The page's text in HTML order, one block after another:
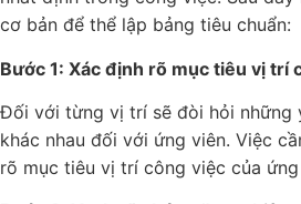
Dù ở bất kỳ vị trí nào thì cũng cần
vài bước cơ bản để thể lập bảng
Bước 1: Xác định rõ mục tiêu vị trí
Đối với từng vị trí sẽ đòi hỏi những